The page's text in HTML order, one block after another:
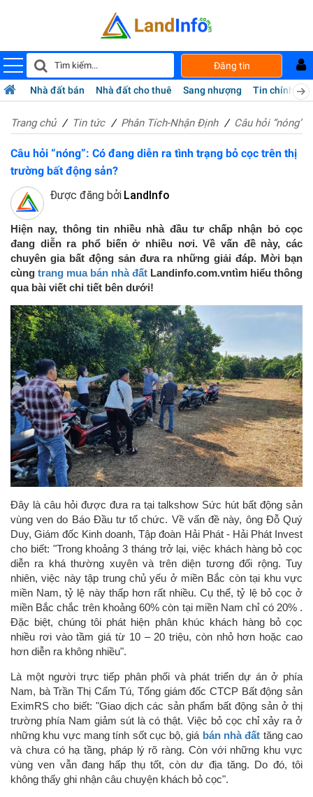
Đăng tin
Nhà đất bán Nhà đất cho thuê Sang nhượng Tin chính chủ
Trang chủ Tin tức Phân Tích-Nhận Định Câu hỏi
Câu hỏi “nóng”: Có đang diễn ra tình trạng bỏ cọc trên thị
trường bất động sản?
Được đăng bởi LandInfo
Hiện nay, thông tin nhiều nhà đầu tư chấp nhận bỏ cọc
đang diễn ra phổ biến ở nhiều nơi. Về vấn đề này, các
chuyên gia bất động sản đưa ra những giải đáp. Mời bạn
cùng trang mua bán nhà đất Landinfo.com.vntìm hiểu thông
qua bài viết chi tiết bên dưới!
Đây là câu hỏi được đưa ra tại talkshow Sức hút bất động sản
vùng ven do Báo Đầu tư tổ chức. Về vấn đề này, ông Đỗ Quý
Duy, Giám đốc Kinh doanh, Tập đoàn Hải Phát - Hải Phát Invest
cho biết: "Trong khoảng 3 tháng trở lại, việc khách hàng bỏ cọc
diễn ra khá thường xuyên và trên diện tương đối rộng. Tuy
nhiên, việc này tập trung chủ yếu ở miền Bắc còn tại khu vực
miền Nam, tỷ lệ này thấp hơn rất nhiều. Cụ thể, tỷ lệ bỏ cọc ở
miền Bắc chắc trên khoảng 60% còn tại miền Nam chỉ có 20% .
Đặc biệt, chúng tôi phát hiện phân khúc khách hàng bỏ cọc
nhiều rơi vào tầm giá từ 10 – 20 triệu, còn nhỏ hơn hoặc cao
hơn diễn ra không nhiều".
Là một người trực tiếp phân phối và phát triển dự án ở phía
Nam, bà Trần Thị Cẩm Tú, Tổng giám đốc CTCP Bất động sản
EximRS cho biết: "Giao dịch các sản phẩm bất động sản ở thị
trường phía Nam giảm sút là có thật. Việc bỏ cọc chỉ xảy ra ở
những khu vực mang tính sốt cục bộ, giá bán nhà đất tăng cao
và chưa có hạ tầng, pháp lý rõ ràng. Còn với những khu vực
vùng ven vẫn đang hấp thụ tốt, còn dư địa tăng. Do đó, tôi
không thấy ghi nhận câu chuyện khách bỏ cọc".